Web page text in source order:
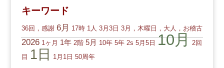
キーワード
36回，感謝 6月 17時 1人 3月3日 3月，木曜日，大人，お稽古
2026 1ヶ月 1年 2階 5月 10年 5年 2s 5月5日 10月 2回
目 1日 1月1日 50周年